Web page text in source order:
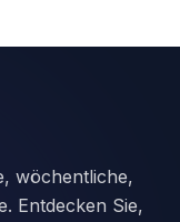
wöchentliche,
Entdecken Sie,